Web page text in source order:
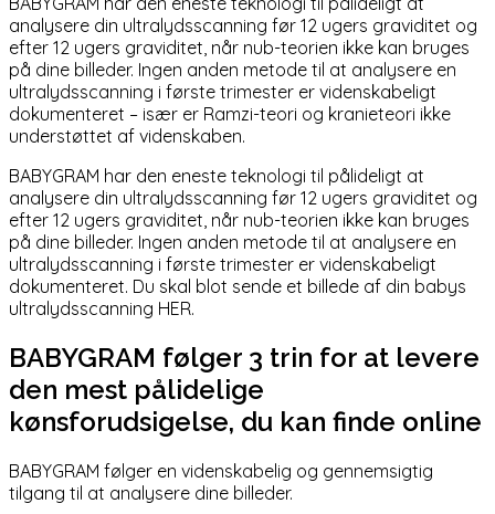
analysere din ultralydsscanning før 12 ugers graviditet og
efter 12 ugers graviditet, når nub-teorien ikke kan bruges
på dine billeder. Ingen anden metode til at analysere en
ultralydsscanning i første trimester er videnskabeligt
dokumenteret – især er Ramzi-teori og kranieteori ikke
understøttet af videnskaben.
BABYGRAM har den eneste teknologi til pålideligt at
analysere din ultralydsscanning før 12 ugers graviditet og
efter 12 ugers graviditet, når nub-teorien ikke kan bruges
på dine billeder. Ingen anden metode til at analysere en
ultralydsscanning i første trimester er videnskabeligt
dokumenteret. Du skal blot sende et billede af din babys
ultralydsscanning HER.
BABYGRAM følger 3 trin for at levere
den mest pålidelige
kønsforudsigelse, du kan finde online
BABYGRAM følger en videnskabelig og gennemsigtig
tilgang til at analysere dine billeder.